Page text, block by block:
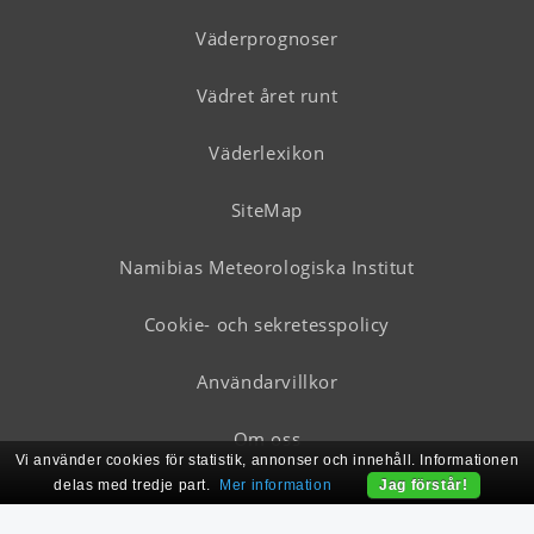
Väderprognoser
Vädret året runt
Väderlexikon
SiteMap
Namibias Meteorologiska Institut
Cookie- och sekretesspolicy
Användarvillkor
Om oss
Vi använder cookies för statistik, annonser och innehåll. Informationen
delas med tredje part.
Mer information Jag förstår!